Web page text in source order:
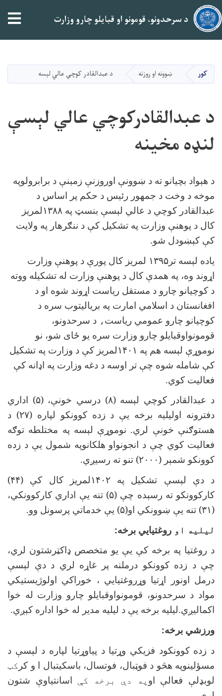
دانګل
د سرحدونو، قومونو او قبایلو چارو وزارت
کور ښوونه او روزنه د عبدالقادر کوچي عالي لېسه
د عبدالقادرکوچي عالي لېسې
لنډه مخینه
د هېواد بچیانو ته د ښوونې اوروزنې زمېنې د برابرولوپه
موخه د وخت د جمهور رئیس د حکم پر اساس د
عبدالقادر کوچي د عالي لېسې بنسټ په ۱۳۸۸لمریز
کال د پوهنې وزارت په تشکیل کې د ننګرهار په ولایت
کې کېښودل شو.
یاده لېسه تر ۱۳۹۵ لمریز کال پورې د پوهنې وزارت
اړوند وه، په همدې کال د پوهنې وزارت له تشکیله ووته
د کوچیانو چارو د مستقل ریاست اړوند شوه او د
افغانستان د اسلامي امارت په بریالیتوب سره د
کوچیانو چارو عمومي ریاست، د سرحدونو،
قومونواوقبایلو چارو وزارت سره یو ځای شو، نو
نوموړې لېسه هم په ۱۴۰۱لمریز کې د وزارت په تشکیل
کې شامله شوه چې تر اوسه د دغه وزارت په اډانه کې
فعالیت کوي.
د عبدالقادر کوچي لېسه (۸) درسي خونې، (۵)
اداري
دفترونه اولیلیه برخه یې د زده کوونکو لپاره (۲۷)
د
هستوګنې خونې لري. نوموړې لېسه په مختلطه توګه
فعالیت کوي چې د انجونواو هلکانوپه شمول یې د زده
کوونکو شمېر (۲۰۰۰) تنو ته رسیږي.
د دې لېسې تشکیل په۱۴۰۲لمریز کال کې (۴۴)
کارکوونکو ته رسېده چې (۵) تنه یې اداري کارکوونکي،
(۳۱) تنه یې ښوونکي او(۵) یې خدماتي پرسونل وو.
لیلیه او روغتیایي برخه:
د روغتیا په برخه کې یې یو متخصص ډاکټرشتون لري،
چې د زده کوونکو درملنه پر غاړه لري د دې لېسې
درمل اونور اړتیا وړروغتیایي ، خوراکي اولوژیستیکي
مواد د سرحدونو، قومونواوقبایلو چارو وزارت له خوا
اکمالیږي.لیلیه برخه یې د لیلیه مدیر له خوا اداره کېږي.
ورزشي برخه:
د زده کوونکود فزیکي وړتیا د پیاوړتیا لپاره د لېسې د
مسؤلینوپه هڅو د فوټبال، فوتسال، باسکیتبال ا و کر کټ
لوبډلې فعالې او په دې برخه کې اسانتیاوې شتون